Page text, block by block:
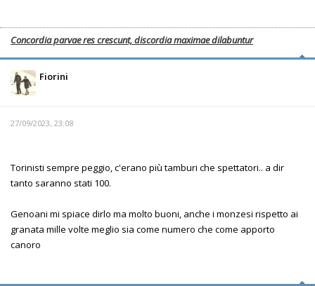
Concordia parvae res crescunt, discordia maximae dilabuntur
Fiorini
27/09/2023, 23:08
Torinisti sempre peggio, c'erano più tamburi che spettatori.. a dir
tanto saranno stati 100.
Genoani mi spiace dirlo ma molto buoni, anche i monzesi rispetto ai
granata mille volte meglio sia come numero che come apporto
canoro